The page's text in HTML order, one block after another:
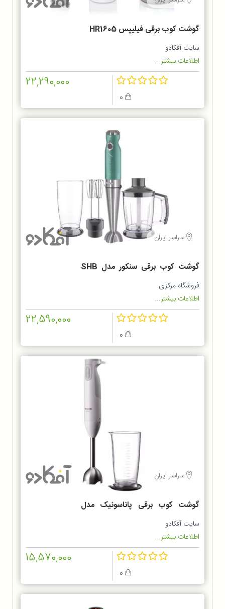
گوشت کوب برقی فیلیپس HR1605
سایت آفکادو
اطلاعات بیشتر...
22,290,000
سراسر ایران
گوشت کوب برقی سنکور مدل SHB
5601GR
فروشگاه مرکزی
اطلاعات بیشتر...
22,590,000
سراسر ایران
گوشت کوب برقی پاناسونیک مدل
MX-GS1
سایت آفکادو
اطلاعات بیشتر...
15,570,000